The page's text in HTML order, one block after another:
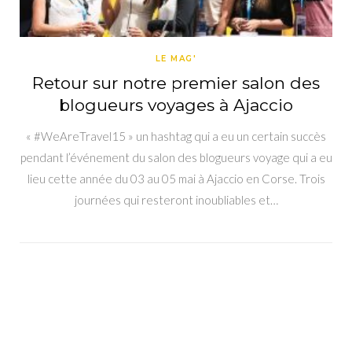
LE MAG'
Retour sur notre premier salon des
blogueurs voyages à Ajaccio
« #WeAreTravel15 » un hashtag qui a eu un certain succès
pendant l’événement du salon des blogueurs voyage qui a eu
lieu cette année du 03 au 05 mai à Ajaccio en Corse. Trois
journées qui resteront inoubliables et…